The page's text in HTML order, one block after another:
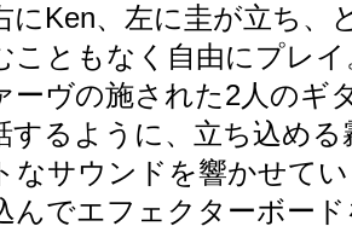
にKen、左に圭が立ち、
こともなく自由にプレイ
ーヴの施された2人のギ
するように、立ち込め
なサウンドを響かせて
んでエフェクターボー